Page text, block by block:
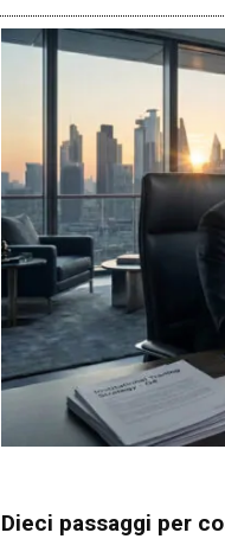
Dieci passaggi per